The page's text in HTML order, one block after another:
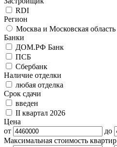
RDI
Регион
Москва и Московская область
Банки
ДОМ.РФ Банк
ПСБ
Сбербанк
Наличие отделки
любая отделка
Срок сдачи
введен
II квартал 2026
Цена
от
до
Максимальная стоимость квартир